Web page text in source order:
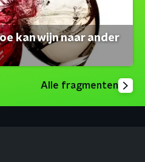
kan wijn naar ander
Alle fragmenten